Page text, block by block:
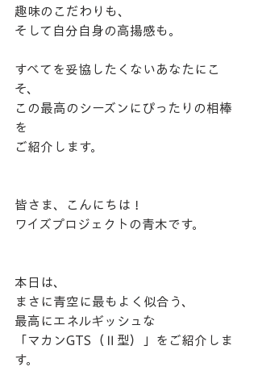
趣味のこだわりも、
そして自分自身の高揚感も。
すべてを妥協したくないあなたにこ
そ、
この最高のシーズンにぴったりの相棒
を
ご紹介します。
​皆さま、こんにちは！
ワイズプロジェクトの青木です。
​本日は、
まさに青空に最もよく似合う、
最高にエネルギッシュな
「マカンGTS（Ⅱ型）」をご紹介しま
す。